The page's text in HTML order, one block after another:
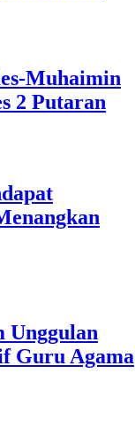
Muhaimin
2 Putaran
Unggulan
Guru Agama